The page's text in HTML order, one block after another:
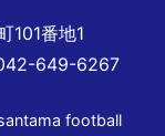
101番地1
649-6267
football